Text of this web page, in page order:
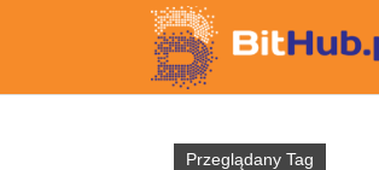
Przeglądany Tag